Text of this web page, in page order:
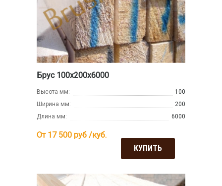
Брус 100х200х6000
Высота мм:
100
Ширина мм:
200
Длина мм:
6000
От 17 500 руб /куб.
КУПИТЬ